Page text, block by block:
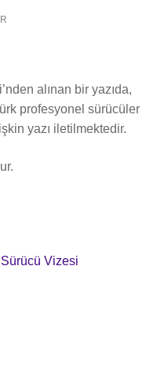
alınan bir yazıda,
profesyonel sürücüler
yazı iletilmektedir.
Vizesi